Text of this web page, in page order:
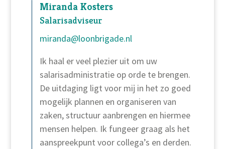
Miranda Kosters
Salarisadviseur
miranda@loonbrigade.nl
Ik haal er veel plezier uit om uw
salarisadministratie op orde te brengen.
De uitdaging ligt voor mij in het zo goed
mogelijk plannen en organiseren van
zaken, structuur aanbrengen en hiermee
mensen helpen. Ik fungeer graag als het
aanspreekpunt voor collega’s en derden.